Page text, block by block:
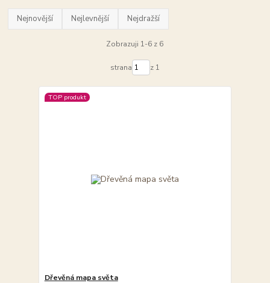
Nejnovější Nejlevnější Nejdražší
Zobrazuji 1-6 z 6
strana z 1
TOP produkt
Dřevěná mapa světa